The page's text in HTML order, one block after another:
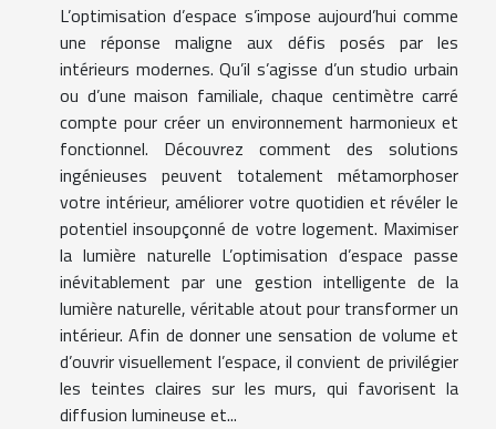
L’optimisation d’espace s’impose aujourd’hui comme
une réponse maligne aux défis posés par les
intérieurs modernes. Qu’il s’agisse d’un studio urbain
ou d’une maison familiale, chaque centimètre carré
compte pour créer un environnement harmonieux et
fonctionnel. Découvrez comment des solutions
ingénieuses peuvent totalement métamorphoser
votre intérieur, améliorer votre quotidien et révéler le
potentiel insoupçonné de votre logement. Maximiser
la lumière naturelle L’optimisation d’espace passe
inévitablement par une gestion intelligente de la
lumière naturelle, véritable atout pour transformer un
intérieur. Afin de donner une sensation de volume et
d’ouvrir visuellement l’espace, il convient de privilégier
les teintes claires sur les murs, qui favorisent la
diffusion lumineuse et...